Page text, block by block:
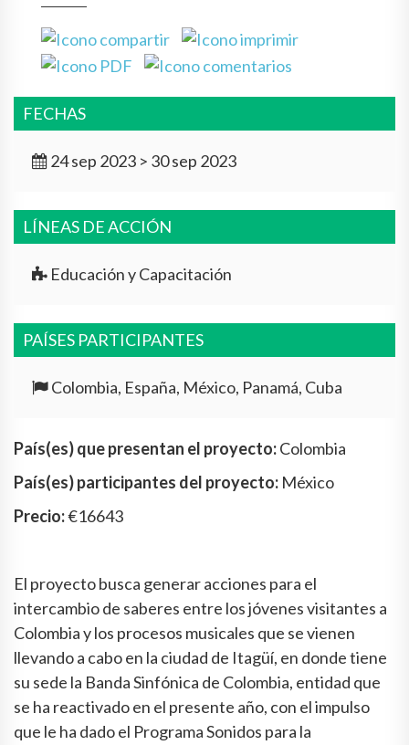
FECHAS
24 sep 2023 > 30 sep 2023
LÍNEAS DE ACCIÓN
Educación y Capacitación
PAÍSES PARTICIPANTES
Colombia, España, México, Panamá, Cuba
País(es) que presentan el proyecto:Colombia
País(es) participantes del proyecto: México
Precio:€16643
El proyecto busca generar acciones para el
intercambio de saberes entre los jóvenes visitantes a
Colombia y los procesos musicales que se vienen
llevando a cabo en la ciudad de Itagüí, en donde tiene
su sede la Banda Sinfónica de Colombia, entidad que
se ha reactivado en el presente año, con el impulso
que le ha dado el Programa Sonidos para la